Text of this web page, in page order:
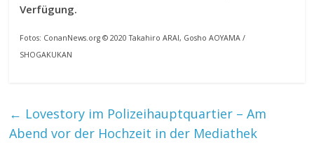
Verfügung.
Fotos: ConanNews.org © 2020 Takahiro ARAI, Gosho AOYAMA /
SHOGAKUKAN
← Lovestory im Polizeihauptquartier – Am
Abend vor der Hochzeit in der Mediathek